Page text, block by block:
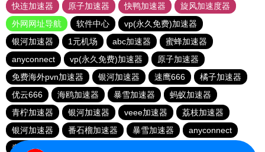
快连加速器
原子加速器 快鸭加速器
旋风加速度器
外网网址导航
软件中心
vp(永久免费)加速器
银河加速器
1元机场 abc加速器
蜜蜂加速器
anyconnect
vp(永久免费)加速器
原子加速器
免费海外pvn加速器
银河加速器 速鹰666
橘子加速器
优云666
海鸥加速器 暴雪加速器
蚂蚁加速器
青柠加速器
银河加速器 veee加速器
荔枝加速器
银河加速器
番石榴加速器 暴雪加速器
anyconnect
青柠加速器